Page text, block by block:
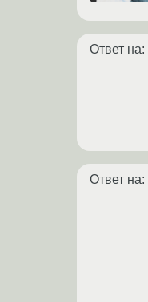
Ответ на:
Ответ на: